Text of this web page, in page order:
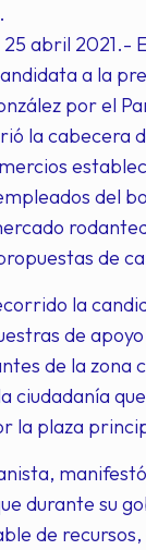
25 abril 2021.-
a la
por el
la cabecera
del
de
la
de
de la zona
ciudadanía
la plaza
durante su
de recursos,